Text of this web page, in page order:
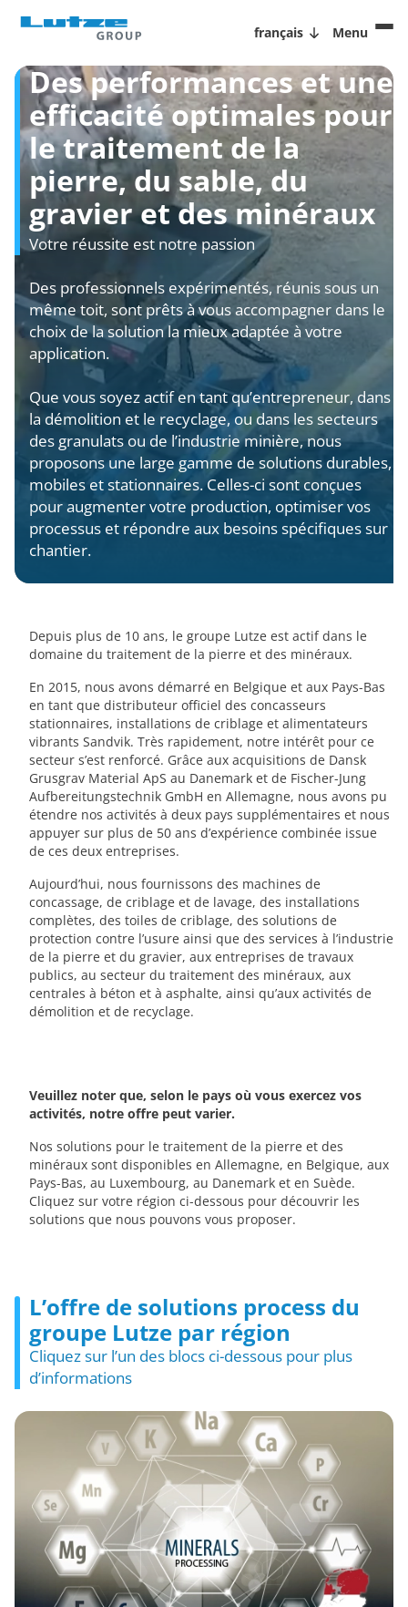
français Menu
Des performances et une
efficacité optimales pour
le traitement de la
pierre, du sable, du
gravier et des minéraux
Votre réussite est notre passion
Des professionnels expérimentés, réunis sous un
même toit, sont prêts à vous accompagner dans le
choix de la solution la mieux adaptée à votre
application.
Que vous soyez actif en tant qu’entrepreneur, dans
la démolition et le recyclage, ou dans les secteurs
des granulats ou de l’industrie minière, nous
proposons une large gamme de solutions durables,
mobiles et stationnaires. Celles-ci sont conçues
pour augmenter votre production, optimiser vos
processus et répondre aux besoins spécifiques sur
chantier.
Depuis plus de 10 ans, le groupe Lutze est actif dans le
domaine du traitement de la pierre et des minéraux.
En 2015, nous avons démarré en Belgique et aux Pays-Bas
en tant que distributeur officiel des concasseurs
stationnaires, installations de criblage et alimentateurs
vibrants Sandvik. Très rapidement, notre intérêt pour ce
secteur s’est renforcé. Grâce aux acquisitions de Dansk
Grusgrav Material ApS au Danemark et de Fischer-Jung
Aufbereitungstechnik GmbH en Allemagne, nous avons pu
étendre nos activités à deux pays supplémentaires et nous
appuyer sur plus de 50 ans d’expérience combinée issue
de ces deux entreprises.
Aujourd’hui, nous fournissons des machines de
concassage, de criblage et de lavage, des installations
complètes, des toiles de criblage, des solutions de
protection contre l’usure ainsi que des services à l’industrie
de la pierre et du gravier, aux entreprises de travaux
publics, au secteur du traitement des minéraux, aux
centrales à béton et à asphalte, ainsi qu’aux activités de
démolition et de recyclage.
Veuillez noter que, selon le pays où vous exercez vos
activités, notre offre peut varier.
Nos solutions pour le traitement de la pierre et des
minéraux sont disponibles en Allemagne, en Belgique, aux
Pays-Bas, au Luxembourg, au Danemark et en Suède.
Cliquez sur votre région ci-dessous pour découvrir les
solutions que nous pouvons vous proposer.
L’offre de solutions process du
groupe Lutze par région
Cliquez sur l’un des blocs ci-dessous pour plus
d’informations